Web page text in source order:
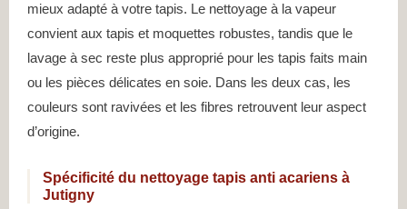
mieux adapté à votre tapis. Le nettoyage à la vapeur
convient aux tapis et moquettes robustes, tandis que le
lavage à sec reste plus approprié pour les tapis faits main
ou les pièces délicates en soie. Dans les deux cas, les
couleurs sont ravivées et les fibres retrouvent leur aspect
d’origine.
Spécificité du nettoyage tapis anti acariens à
Jutigny